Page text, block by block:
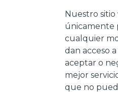
Nuestro sitio
únicamente
cualquier
dan acceso
aceptar o
mejor
que no